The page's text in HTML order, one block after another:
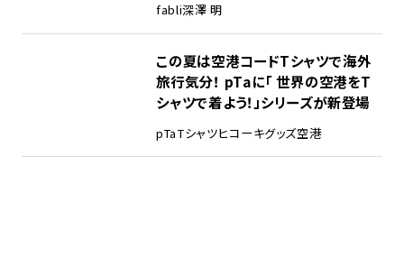
fabli深澤 明
この夏は空港コードTシャツで海外
旅行気分！ pTaに「 世界の空港をT
シャツで着よう！」シリーズが新登場
pTaTシャツヒコーキグッズ空港